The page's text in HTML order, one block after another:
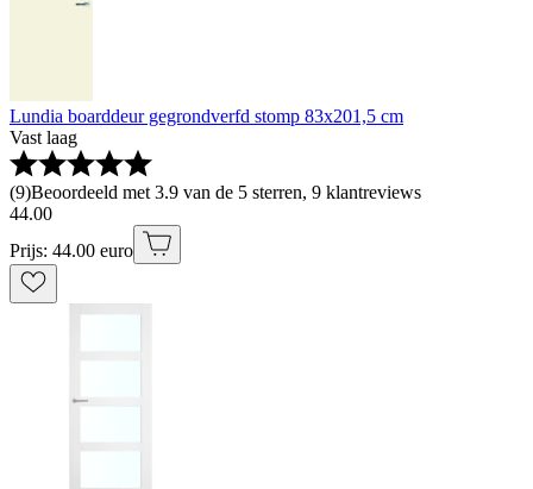
Lundia boarddeur gegrondverfd stomp 83x201,5 cm
Vast laag
(9)Beoordeeld met 3.9 van de 5 sterren, 9 klantreviews
44.00
Prijs: 44.00 euro